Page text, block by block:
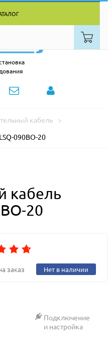
кабель
090BO-20
кабель
20
заказ Нет в наличии
Подключение
и настройка